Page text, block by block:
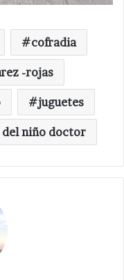
cofradia
-rojas
juguetes
del niño doctor